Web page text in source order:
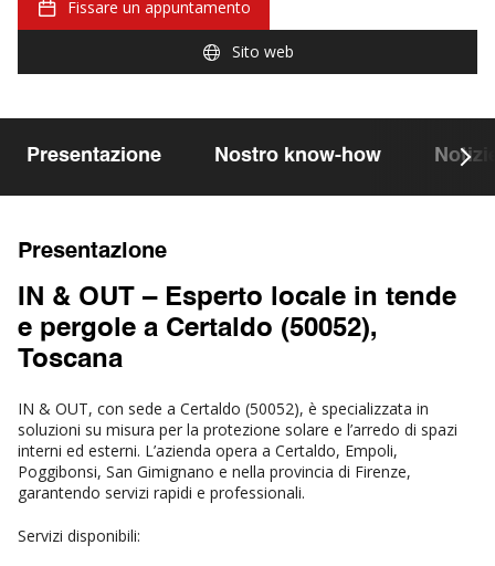
Fissare un appuntamento
Sito web
Presentazione Nostro know-how
Presentazione
IN & OUT – Esperto locale in tende
e pergole a Certaldo (50052),
Toscana
IN & OUT, con sede a Certaldo (50052), è specializzata in
soluzioni su misura per la protezione solare e l’arredo di spazi
interni ed esterni. L’azienda opera a Certaldo, Empoli,
Poggibonsi, San Gimignano e nella provincia di Firenze,
garantendo servizi rapidi e professionali.
Servizi disponibili: